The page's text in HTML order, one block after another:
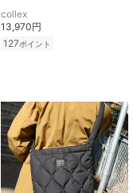
collex
13,970円
127ポイント